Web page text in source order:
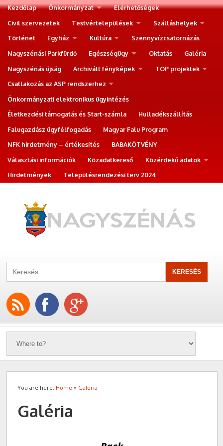
Kezdőlap Önkormányzat
Elérhetőségek
Civil szervezetek
Testvértelepülések
Szálláshelyek
Történet
Egyház Kultúra
Szennyvízcsatornázás
Nagyszénási Parkfürdő
Egészségügy Oktatás
Galéria
Nagyszénás újság
Archivált fényképek
TOP projektek
Csatlakozás az ASP rendszerhez
Önkormányzati elektronikus ügyintézés
Életkezdési támogatás és Start-számla
Hulladékszállítás
Falugazdász ügyfélfogadás
Magyar Falu Program
NFK hirdetmény – értékesítés
BABAKÖTVÉNY
Választási információk
Közadatkereső
Közérdekű adatok
Hirdetmények
Településrendezési terv 2024
You are here: Home » Galéria
Galéria